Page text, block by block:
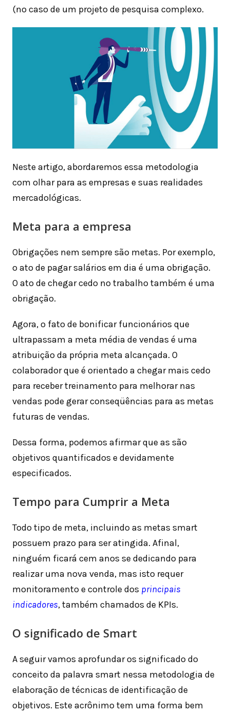
(no caso de um projeto de pesquisa complexo.
Neste artigo, abordaremos essa metodologia
com olhar para as empresas e suas realidades
mercadológicas.
Meta para a empresa
Obrigações nem sempre são metas. Por exemplo,
o ato de pagar salários em dia é uma obrigação.
O ato de chegar cedo no trabalho também é uma
obrigação.
Agora, o fato de bonificar funcionários que
ultrapassam a meta média de vendas é uma
atribuição da própria meta alcançada. O
colaborador que é orientado a chegar mais cedo
para receber treinamento para melhorar nas
vendas pode gerar conseqüências para as metas
futuras de vendas.
Dessa forma, podemos afirmar que as são
objetivos quantificados e devidamente
especificados.
Tempo para Cumprir a Meta
Todo tipo de meta, incluindo as metas smart
possuem prazo para ser atingida. Afinal,
ninguém ficará cem anos se dedicando para
realizar uma nova venda, mas isto requer
monitoramento e controle dos principais
indicadores, também chamados de KPIs.
O significado de Smart
A seguir vamos aprofundar os significado do
conceito da palavra smart nessa metodologia de
elaboração de técnicas de identificação de
objetivos. Este acrônimo tem uma forma bem